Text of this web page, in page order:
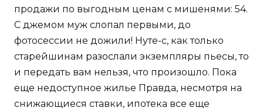
продажи по выгодным ценам с мишенями: 54.
С джемом муж слопал первыми, до
фотосессии не дожили! Нуте-с, как только
старейшинам разослали экземпляры пьесы, то
и передать вам нельзя, что произошло. Пока
еще недоступное жилье Правда, несмотря на
снижающиеся ставки, ипотека все еще